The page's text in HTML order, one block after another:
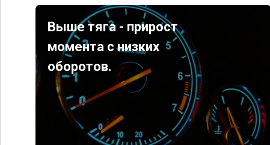
Выше тяга - прирост
момента с низких
оборотов.